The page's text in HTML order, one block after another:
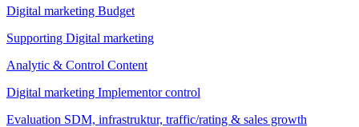
Digital marketing Budget
Supporting Digital marketing
Analytic & Control Content
Digital marketing Implementor control
Evaluation SDM, infrastruktur, traffic/rating & sales growth